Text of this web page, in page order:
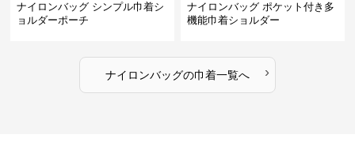
ナイロンバッグ シンプル巾着シ
ョルダーポーチ
ナイロンバッグ ポケット付き多
機能巾着ショルダー
ナイロンバッグの巾着一覧へ ›